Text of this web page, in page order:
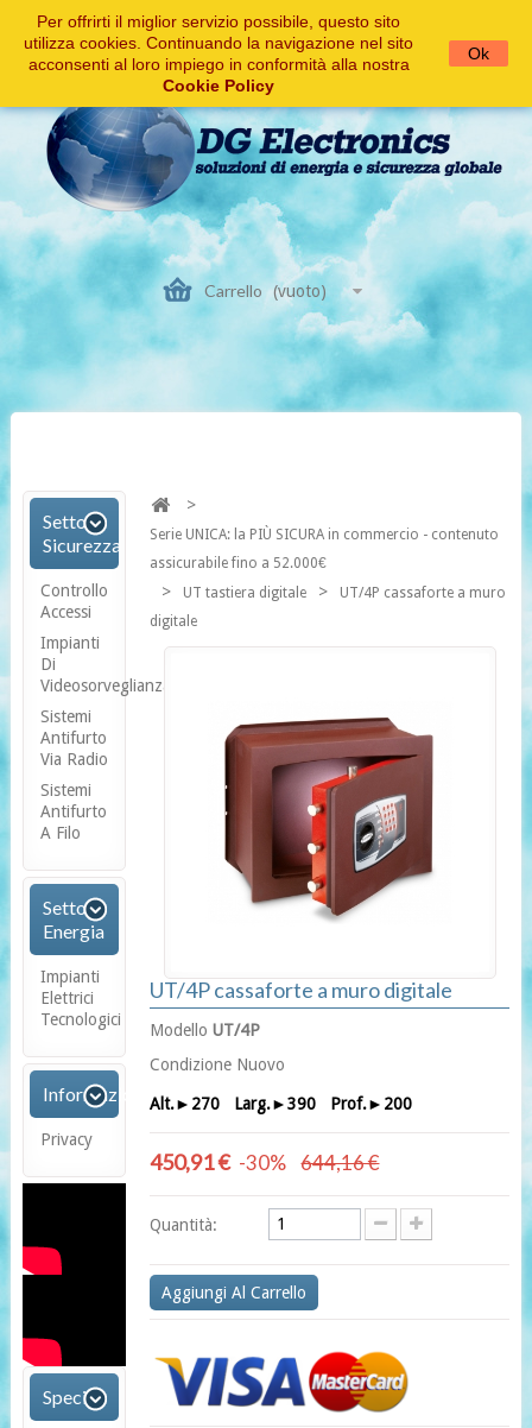
Carrello (vuoto)
Settore
Sicurezza
Controllo
Accessi
Impianti
Di
Videosorveglianza
Sistemi
Antifurto
Via Radio
Sistemi
Antifurto
A Filo
Settore
Energia
Impianti
Elettrici
Tecnologici
Informazioni
Privacy
Speciali
>
Serie UNICA: la PIÙ SICURA in commercio - contenuto
assicurabile fino a 52.000€
> UT tastiera digitale >
UT/4P cassaforte a muro
digitale
UT/4P cassaforte a muro digitale
Modello UT/4P
Condizione Nuovo
Alt.►270 Larg.►390 Prof.►200
450,91 € -30% 644,16 €
Quantità:
Aggiungi Al Carrello
Per offrirti il miglior servizio possibile, questo sito
utilizza cookies. Continuando la navigazione nel sito
acconsenti al loro impiego in conformità alla nostra
Cookie Policy
Ok